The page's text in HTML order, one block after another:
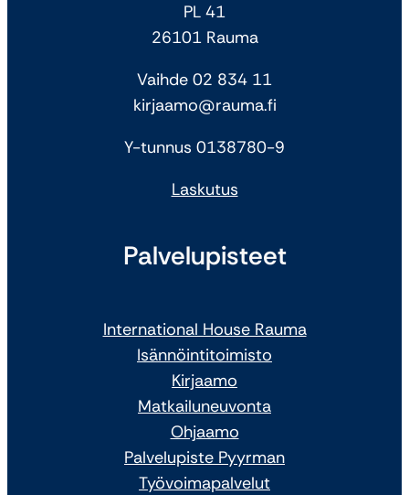
PL 41
26101 Rauma
Vaihde 02 834 11
kirjaamo@rauma.fi
Y-tunnus 0138780-9
Laskutus
Palvelupisteet
International House Rauma
Isännöintitoimisto
Kirjaamo
Matkailuneuvonta
Ohjaamo
Palvelupiste Pyyrman
Työvoimapalvelut